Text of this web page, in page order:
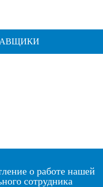
о работе нашей
сотрудника